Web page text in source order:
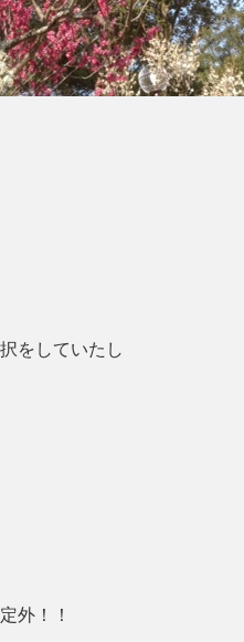
をしていたし
外！！